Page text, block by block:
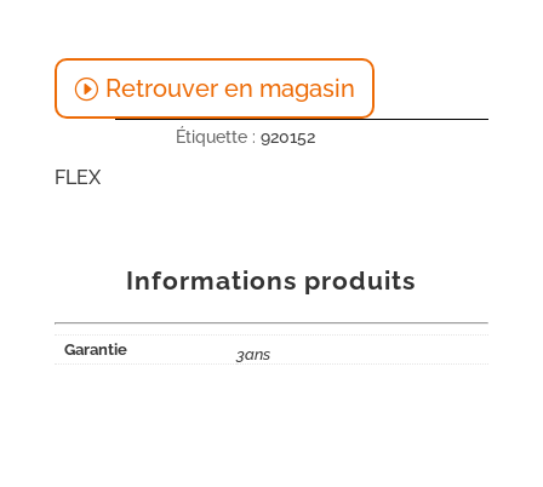
Retrouver en magasin
Étiquette : 920152
FLEX
Informations produits
Garantie 3ans